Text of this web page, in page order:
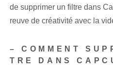
de supprimer un filtre dans
reuve de créativité avec la
– COMMENT
TRE DANS